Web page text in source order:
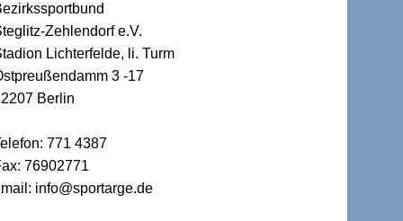
Zehlendorf e.V.
Lichterfelde, li. Turm
3 -17
Berlin
771 4387
76902771
info@sportarge.de